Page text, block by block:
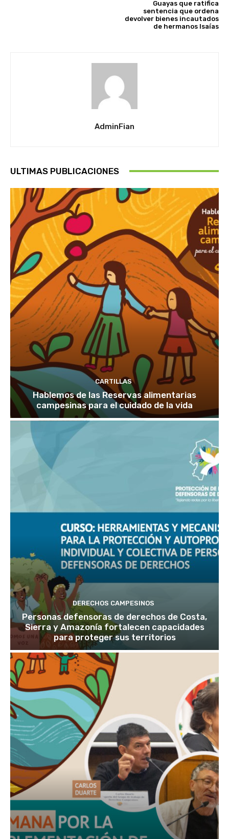
Guayas que ratifica
sentencia que ordena
devolver bienes incautados
de hermanos Isaías
AdminFian
ULTIMAS PUBLICACIONES
CARTILLAS
Hablemos de las Reservas alimentarias
campesinas para el cuidado de la vida
DERECHOS CAMPESINOS
Personas defensoras de derechos de Costa,
Sierra y Amazonía fortalecen capacidades
para proteger sus territorios